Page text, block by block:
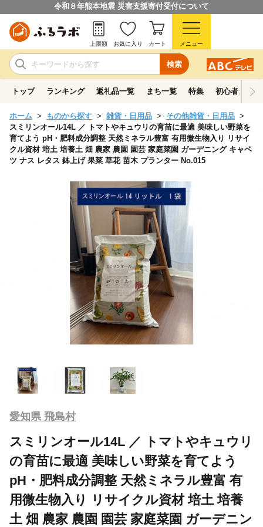
令和８年熊本地震 災害支援寄付受付について
検索
上限額 お気に入り カート メニュー
トップ ランキング 返礼品一覧 まち一覧 特集 初心者ガイド
ホーム ものから探す 雑貨・日用品
その他雑貨・日用品
スミリンオール14L ／ トマトやキュウリの育苗に最適 美味しい野菜を
育てよう pH・肥料成分調整 天然ミネラル豊富 有用微生物入り リサイ
クル資材 培土 培養土 畑 農家 農園 園芸 家庭菜園 ガーデニング キャベ
ツ ナス レタス 鉢上げ 果菜 草花 苗木 プランター No.015
愛知県 飛島村
スミリンオール14L ／ トマトやキュウリ
の育苗に最適 美味しい野菜を育てよう
pH・肥料成分調整 天然ミネラル豊富 有
用微生物入り リサイクル資材 培土 培養
土 畑 農家 農園 園芸 家庭菜園 ガーデニン